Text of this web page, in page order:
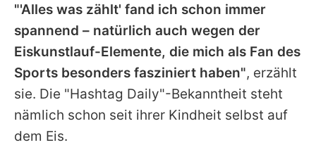
"'Alles was zählt' fand ich schon immer
spannend – natürlich auch wegen der
Eiskunstlauf-Elemente, die mich als Fan des
Sports besonders fasziniert haben", erzählt
sie. Die "Hashtag Daily"-Bekanntheit steht
nämlich schon seit ihrer Kindheit selbst auf
dem Eis.